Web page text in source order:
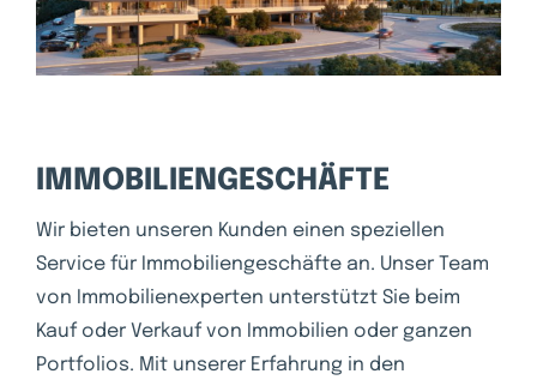
IMMOBILIENGESCHÄFTE
Wir bieten unseren Kunden einen speziellen
Service für Immobiliengeschäfte an. Unser Team
von Immobilienexperten unterstützt Sie beim
Kauf oder Verkauf von Immobilien oder ganzen
Portfolios. Mit unserer Erfahrung in den